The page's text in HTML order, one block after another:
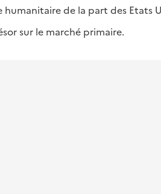
humanitaire de la part des Etats
sur le marché primaire.